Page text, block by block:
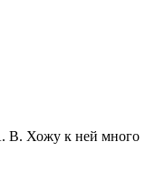
В. Хожу к ней много